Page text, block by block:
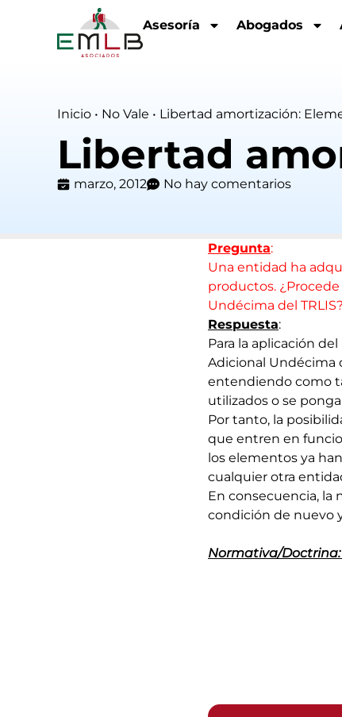
Asesoría Abogados
Inicio • No Vale • Libertad amortización:
Libertad
marzo, 2012 No hay comentarios
Pregunta:
Una entidad ha
productos.
Undécima del TRLIS?
Respuesta:
Para la aplicación
Adicional Undécima
entendiendo como
utilizados o se
Por tanto, la
que entren en
los elementos ya
cualquier otra
En consecuencia, la
condición de nuevo
Normativa/Doctrina: